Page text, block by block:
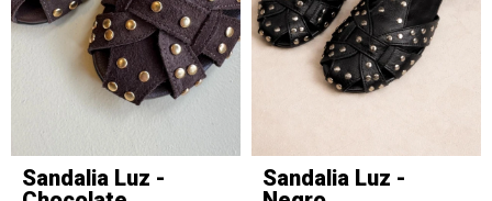
Sandalia Luz -
Sandalia Luz -